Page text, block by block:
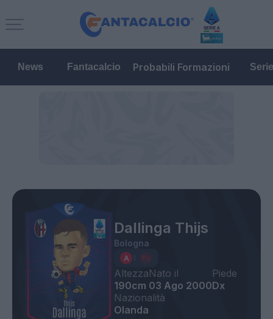
News Fantacalcio Probabili Formazioni
Dallinga Thijs
Bologna
Altezza
190cm
Nato il
03 Ago 2000
Piede
Dx
Nazionalità
Olanda